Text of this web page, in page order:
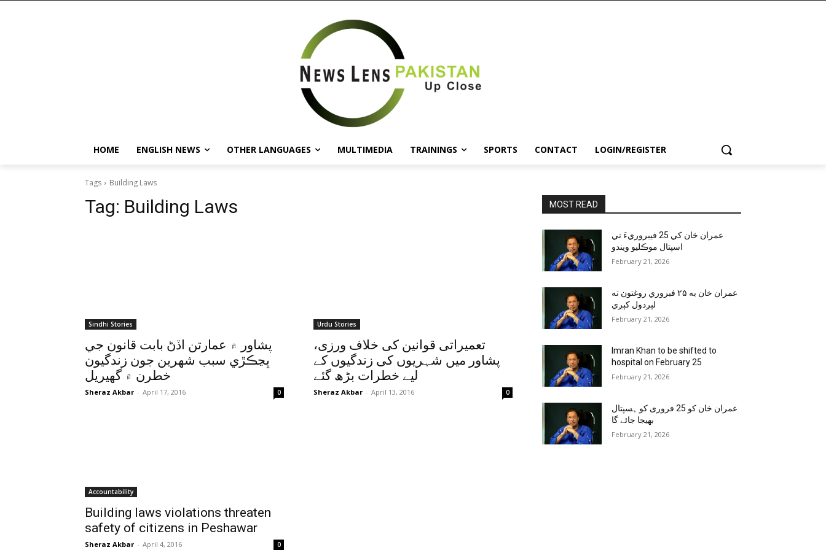
HOME ENGLISH NEWS OTHER LANGUAGES MULTIMEDIA TRAININGS SPORTS CONTACT LOGIN/REGISTER
Tags Building Laws
Tag: Building Laws
Sindhi Stories
پشاور ۾ عمارتن اڏڻ بابت قانون جي
ڀڃڪڙي سبب شهرين جون زندگيون
خطرن ۾ گهيريل
Sheraz Akbar - April 17, 2016 0
Urdu Stories
تعمیراتی قوانین کی خلاف ورزی،
پشاور میں شہریوں کی زندگیوں کے
لیے خطرات بڑھ گئے
Sheraz Akbar - April 13, 2016 0
Accountability
Building laws violations threaten
safety of citizens in Peshawar
Sheraz Akbar - April 4, 2016 0
MOST READ
عمران خان کي 25 فيبروريءَ تي
اسپتال موڪليو ويندو
February 21, 2026
عمران خان به ۲۵ فبروري روغتون ته
لېږدول کېږي
February 21, 2026
Imran Khan to be shifted to
hospital on February 25
February 21, 2026
عمران خان کو 25 فروری کو ہسپتال
بھیجا جائے گا
February 21, 2026